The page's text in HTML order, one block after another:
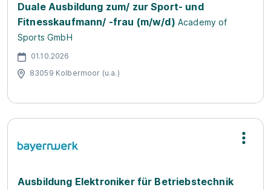
Duale Ausbildung zum/ zur Sport- und
Fitnesskaufmann/ -frau (m/w/d) Academy of
Sports GmbH
01.10.2026
83059 Kolbermoor (u.a.)
Ausbildung Elektroniker für Betriebstechnik